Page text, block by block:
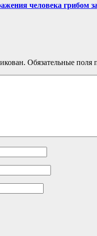
человека грибом
Обязательные поля